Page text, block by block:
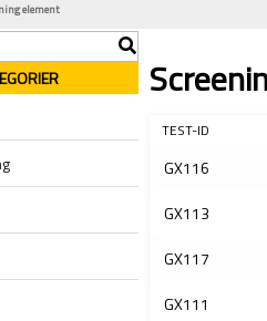
element
TEST-ID
GX116
GX113
GX117
GX111